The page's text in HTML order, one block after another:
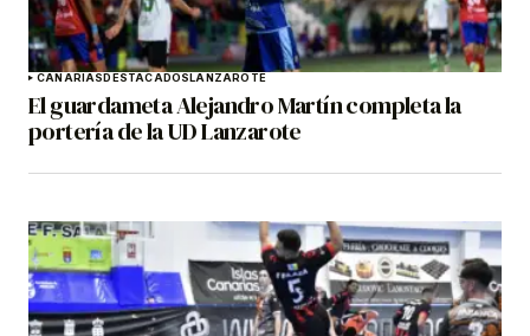
CANARIASDESTACADOSLANZAROTE
El guardameta Alejandro Martín completa la
portería de la UD Lanzarote